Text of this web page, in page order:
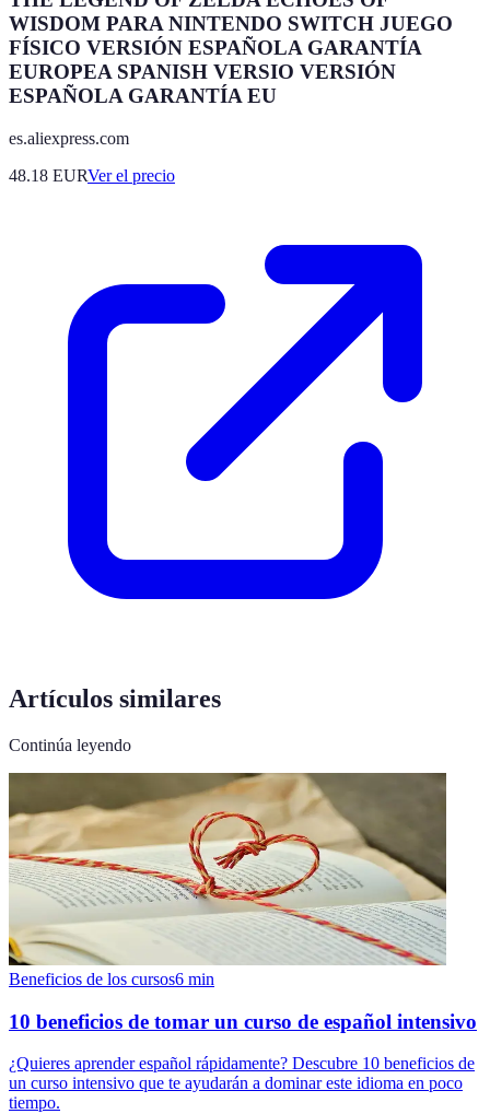
WISDOM PARA NINTENDO SWITCH JUEGO
FÍSICO VERSIÓN ESPAÑOLA GARANTÍA
EUROPEA SPANISH VERSIO VERSIÓN
ESPAÑOLA GARANTÍA EU
es.aliexpress.com
48.18 EURVer el precio
Artículos similares
Continúa leyendo
Beneficios de los cursos6 min
10 beneficios de tomar un curso de español intensivo
¿Quieres aprender español rápidamente? Descubre 10 beneficios de
un curso intensivo que te ayudarán a dominar este idioma en poco
tiempo.